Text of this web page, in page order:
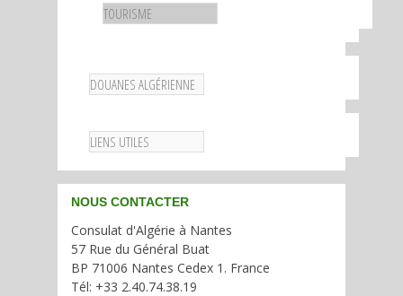
TOURISME
DOUANES ALGÉRIENNE
LIENS UTILES
NOUS CONTACTER
Consulat d'Algérie à Nantes
57 Rue du Général Buat
BP 71006 Nantes Cedex 1. France
Tél: +33 2.40.74.38.19